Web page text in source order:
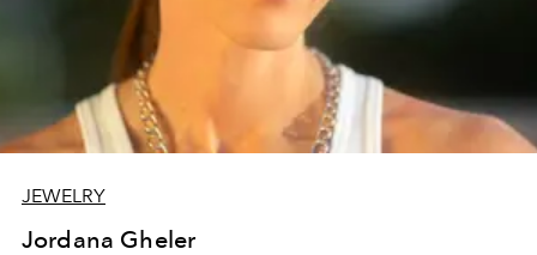
JEWELRY
Jordana Gheler